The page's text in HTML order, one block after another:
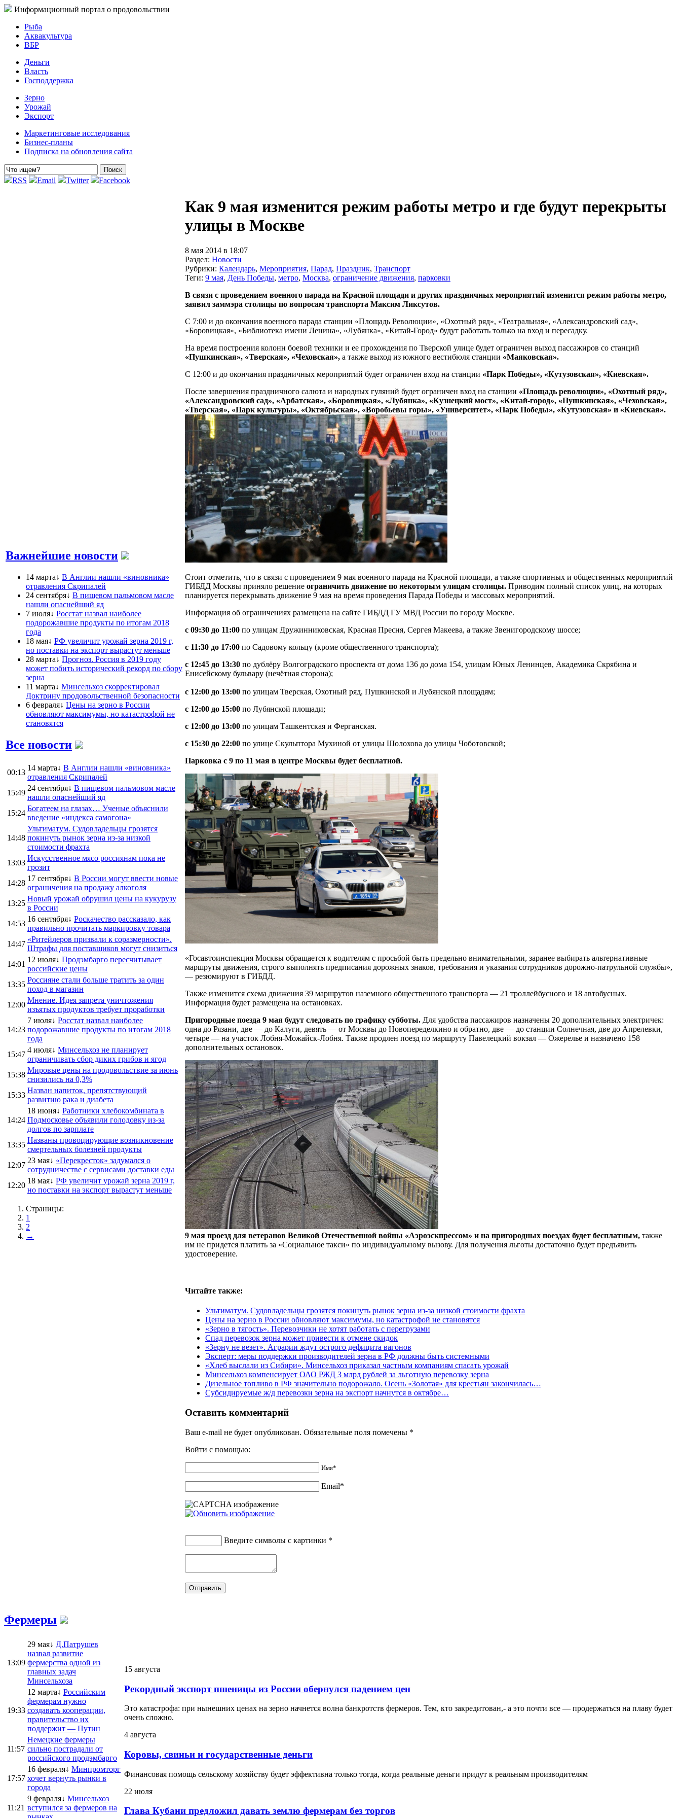
Информационный портал о продовольствии
Рыба
Аквакультура
ВБР
Деньги
Власть
Господдержка
Зерно
Урожай
Экспорт
Маркетинговые исследования
Бизнес-планы
Подписка на обновления сайта
RSS Email Twitter Facebook
Важнейшие новости
14 марта↓ В Англии нашли «виновника»
отравления Скрипалей
24 сентября↓ В пищевом пальмовом масле
нашли опаснейший яд
7 июля↓ Росстат назвал наиболее
подорожавшие продукты по итогам 2018
года
18 мая↓ РФ увеличит урожай зерна 2019 г,
но поставки на экспорт вырастут меньше
28 марта↓ Прогноз. Россия в 2019 году
может побить исторический рекорд по сбору
зерна
11 марта↓ Минсельхоз скорректировал
Доктрину продовольственной безопасности
6 февраля↓ Цены на зерно в России
обновляют максимумы, но катастрофой не
становятся
Все новости
00:13
14 марта↓ В Англии нашли «виновника»
отравления Скрипалей
15:49
24 сентября↓ В пищевом пальмовом масле
нашли опаснейший яд
15:24
Богатеем на глазах… Ученые объяснили
введение «индекса самогона»
14:48
Ультиматум. Судовладельцы грозятся
покинуть рынок зерна из-за низкой
стоимости фрахта
13:03
Искусственное мясо россиянам пока не
грозит
14:28
17 сентября↓ В России могут ввести новые
ограничения на продажу алкоголя
13:25
Новый урожай обрушил цены на кукурузу
в России
14:53
16 сентября↓ Роскачество рассказало, как
правильно прочитать маркировку товара
14:47
«Ритейлеров призвали к соразмерности».
Штрафы для поставщиков могут снизиться
14:01
12 июля↓ Продэмбарго пересчитывает
российские цены
13:35
Россияне стали больше тратить за один
поход в магазин
12:00
Мнение. Идея запрета уничтожения
изъятых продуктов требует проработки
14:23
7 июля↓ Росстат назвал наиболее
подорожавшие продукты по итогам 2018
года
15:47
4 июля↓ Минсельхоз не планирует
ограничивать сбор диких грибов и ягод
15:38
Мировые цены на продовольствие за июнь
снизились на 0,3%
15:33
Назван напиток, препятствующий
развитию рака и диабета
14:24
18 июня↓ Работники хлебокомбината в
Подмосковье объявили голодовку из-за
долгов по зарплате
13:35
Названы провоцирующие возникновение
смертельных болезней продукты
12:07
23 мая↓ «Перекресток» задумался о
сотрудничестве с сервисами доставки еды
12:20
18 мая↓ РФ увеличит урожай зерна 2019 г,
но поставки на экспорт вырастут меньше
Страницы:
1
2
→
Как 9 мая изменится режим работы метро и где будут перекрыты
улицы в Москве
8 мая 2014 в 18:07
Раздел: Новости
Рубрики: Календарь, Мероприятия, Парад, Праздник, Транспорт
Теги: 9 мая, День Победы, метро, Москва, ограничение движения, парковки
В связи с проведением военного парада на Красной площади и других праздничных мероприятий изменится режим работы метро,
заявил заммэра столицы по вопросам транспорта Максим Ликсутов.
С 7:00 и до окончания военного парада станции «Площадь Революции», «Охотный ряд», «Театральная», «Александровский сад»,
«Боровицкая», «Библиотека имени Ленина», «Лубянка», «Китай-Город» будут работать только на вход и пересадку.
На время построения колонн боевой техники и ее прохождения по Тверской улице будет ограничен выход пассажиров со станций
«Пушкинская», «Тверская», «Чеховская», а также выход из южного вестибюля станции «Маяковская».
С 12:00 и до окончания праздничных мероприятий будет ограничен вход на станции «Парк Победы», «Кутузовская», «Киевская».
После завершения праздничного салюта и народных гуляний будет ограничен вход на станции «Площадь революции», «Охотный ряд»,
«Александровский сад», «Арбатская», «Боровицкая», «Лубянка», «Кузнецкий мост», «Китай-город», «Пушкинская», «Чеховская»,
«Тверская», «Парк культуры», «Октябрьская», «Воробьевы горы», «Университет», «Парк Победы», «Кутузовская» и «Киевская».
Стоит отметить, что в связи с проведением 9 мая военного парада на Красной площади, а также спортивных и общественных мероприятий
ГИБДД Москвы приняло решение ограничить движение по некоторым улицам столицы. Приводим полный список улиц, на которых
планируется перекрывать движение 9 мая на время проведения Парада Победы и массовых мероприятий.
Информация об ограничениях размещена на сайте ГИБДД ГУ МВД России по городу Москве.
с 09:30 до 11:00 по улицам Дружинниковская, Красная Пресня, Сергея Макеева, а также Звенигородскому шоссе;
с 11:30 до 17:00 по Садовому кольцу (кроме общественного транспорта);
с 12:45 до 13:30 по дублёру Волгоградского проспекта от дома 136 до дома 154, улицам Юных Ленинцев, Академика Скрябина и
Енисейскому бульвару (нечётная сторона);
с 12:00 до 13:00 по улицам Тверская, Охотный ряд, Пушкинской и Лубянской площадям;
с 12:00 до 15:00 по Лубянской площади;
с 12:00 до 13:00 по улицам Ташкентская и Ферганская.
с 15:30 до 22:00 по улице Скульптора Мухиной от улицы Шолохова до улицы Чоботовской;
Парковка с 9 по 11 мая в центре Москвы будет бесплатной.
«Госавтоинспекция Москвы обращается к водителям с просьбой быть предельно внимательными, заранее выбирать альтернативные
маршруты движения, строго выполнять предписания дорожных знаков, требования и указания сотрудников дорожно-патрульной службы»,
— резюмируют в ГИБДД.
Также изменится схема движения 39 маршрутов наземного общественного транспорта — 21 троллейбусного и 18 автобусных.
Информация будет размещена на остановках.
Пригородные поезда 9 мая будут следовать по графику субботы. Для удобства пассажиров назначены 20 дополнительных электричек:
одна до Рязани, две — до Калуги, девять — от Москвы до Новопеределкино и обратно, две — до станции Солнечная, две до Апрелевки,
четыре — на участок Лобня-Можайск-Лобня. Также продлен поезд по маршруту Павелецкий вокзал — Ожерелье и назначено 158
дополнительных остановок.
9 мая проезд для ветеранов Великой Отечественной войны «Аэроэскпрессом» и на пригородных поездах будет бесплатным, также
им не придется платить за «Социальное такси» по индивидуальному вызову. Для получения льготы достаточно будет предъявить
удостоверение.
Читайте также:
Ультиматум. Судовладельцы грозятся покинуть рынок зерна из-за низкой стоимости фрахта
Цены на зерно в России обновляют максимумы, но катастрофой не становятся
«Зерно в тягость». Перевозчики не хотят работать с перегрузами
Спад перевозок зерна может привести к отмене скидок
«Зерну не везет». Аграрии ждут острого дефицита вагонов
Эксперт: меры поддержки производителей зерна в РФ должны быть системными
«Хлеб выслали из Сибири». Минсельхоз приказал частным компаниям спасать урожай
Минсельхоз компенсирует ОАО РЖД 3 млрд рублей за льготную перевозку зерна
Дизельное топливо в РФ значительно подорожало. Осень «Золотая» для крестьян закончилась…
Субсидируемые ж/д перевозки зерна на экспорт начнутся в октябре…
Оставить комментарий
Ваш e-mail не будет опубликован. Обязательные поля помечены *
Войти с помощью:
Имя*
Email*
Введите символы с картинки *
Фермеры
13:09
29 мая↓ Д.Патрушев
назвал развитие
фермерства одной из
главных задач
Минсельхоза
19:33
12 марта↓ Российским
фермерам нужно
создавать кооперации,
правительство их
поддержит — Путин
11:57
Немецкие фермеры
сильно пострадали от
российского продэмбарго
17:57
16 февраля↓ Минпромторг
хочет вернуть рынки в
города
11:21
9 февраля↓ Минсельхоз
вступился за фермеров на
15 августа
Рекордный экспорт пшеницы из России обернулся падением цен
Это катастрофа: при нынешних ценах на зерно начнется волна банкротств фермеров. Тем, кто закредитован,- а это почти все — продержаться на плаву будет
очень сложно.
4 августа
Коровы, свиньи и государственные деньги
Финансовая помощь сельскому хозяйству будет эффективна только тогда, когда реальные деньги придут к реальным производителям
22 июля
Глава Кубани предложил давать землю фермерам без торгов